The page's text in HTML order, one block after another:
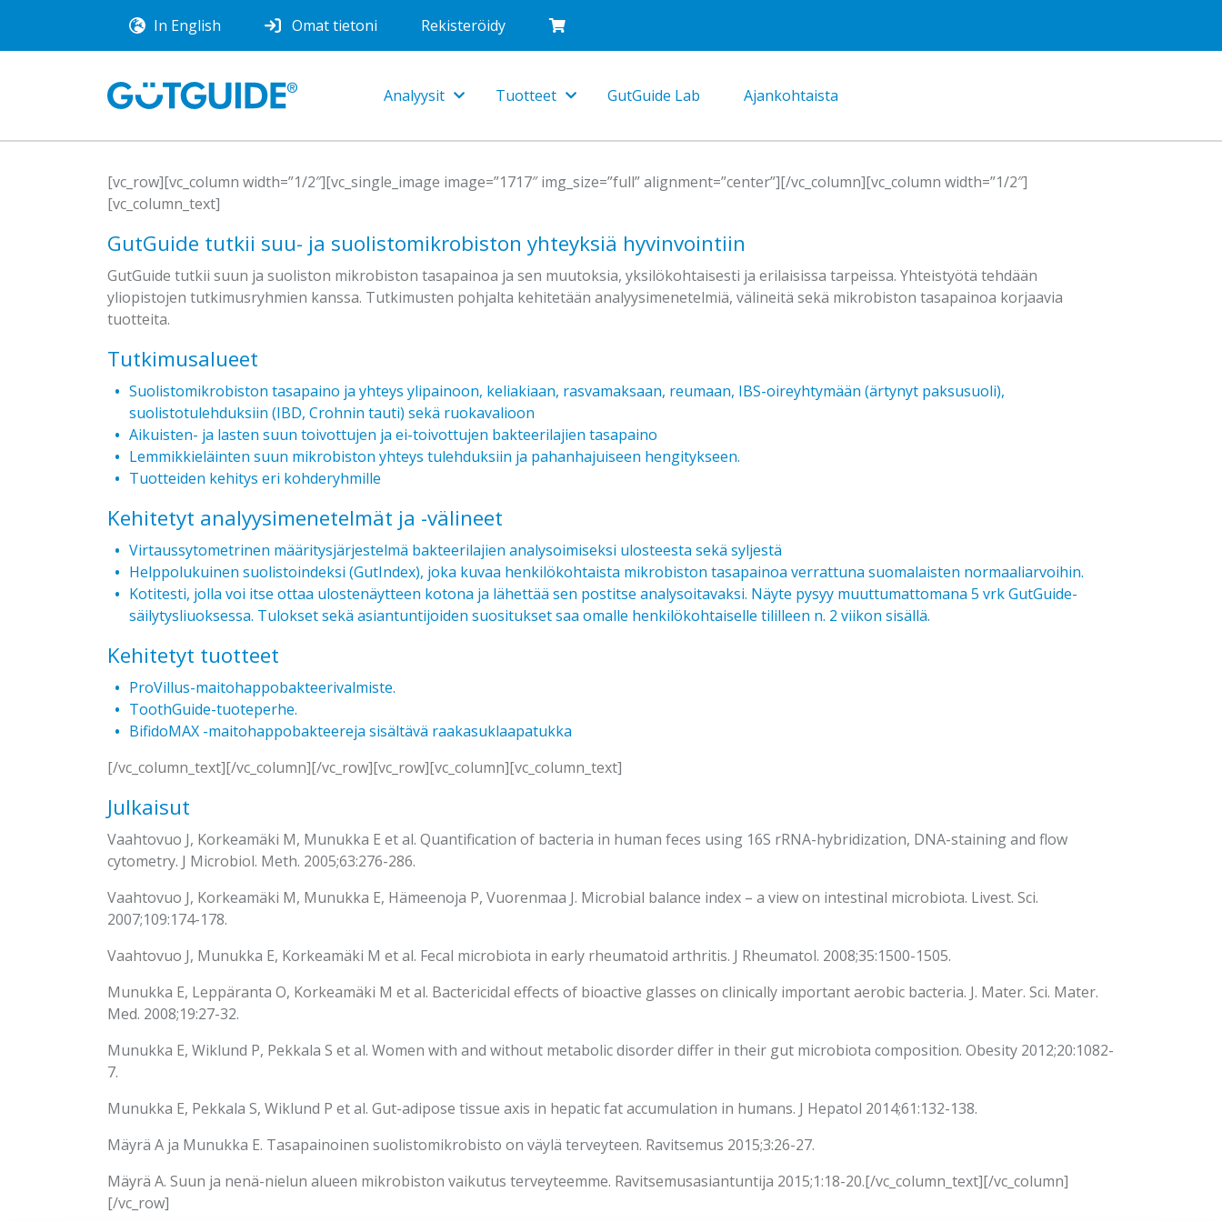
In English Omat tietoni Rekisteröidy
Analyysit
ToggleTuotteet
ToggleGutGuide Lab Ajankohtaista
[vc_row][vc_column width=”1/2″][vc_single_image image=”1717″ img_size=”full” alignment=”center”][/vc_column][vc_column width=”1/2″]
[vc_column_text]
GutGuide tutkii suu- ja suolistomikrobiston yhteyksiä hyvinvointiin
GutGuide tutkii suun ja suoliston mikrobiston tasapainoa ja sen muutoksia, yksilökohtaisesti ja erilaisissa tarpeissa. Yhteistyötä tehdään
yliopistojen tutkimusryhmien kanssa. Tutkimusten pohjalta kehitetään analyysimenetelmiä, välineitä sekä mikrobiston tasapainoa korjaavia
tuotteita.
Tutkimusalueet
Suolistomikrobiston tasapaino ja yhteys ylipainoon, keliakiaan, rasvamaksaan, reumaan, IBS-oireyhtymään (ärtynyt paksusuoli),
suolistotulehduksiin (IBD, Crohnin tauti) sekä ruokavalioon
Aikuisten- ja lasten suun toivottujen ja ei-toivottujen bakteerilajien tasapaino
Lemmikkieläinten suun mikrobiston yhteys tulehduksiin ja pahanhajuiseen hengitykseen.
Tuotteiden kehitys eri kohderyhmille
Kehitetyt analyysimenetelmät ja -välineet
Virtaussytometrinen määritysjärjestelmä bakteerilajien analysoimiseksi ulosteesta sekä syljestä
Helppolukuinen suolistoindeksi (GutIndex), joka kuvaa henkilökohtaista mikrobiston tasapainoa verrattuna suomalaisten normaaliarvoihin.
Kotitesti, jolla voi itse ottaa ulostenäytteen kotona ja lähettää sen postitse analysoitavaksi. Näyte pysyy muuttumattomana 5 vrk GutGuide-
säilytysliuoksessa. Tulokset sekä asiantuntijoiden suositukset saa omalle henkilökohtaiselle tililleen n. 2 viikon sisällä.
Kehitetyt tuotteet
ProVillus-maitohappobakteerivalmiste.
ToothGuide-tuoteperhe.
BifidoMAX -maitohappobakteereja sisältävä raakasuklaapatukka
[/vc_column_text][/vc_column][/vc_row][vc_row][vc_column][vc_column_text]
Julkaisut
Vaahtovuo J, Korkeamäki M, Munukka E et al. Quantification of bacteria in human feces using 16S rRNA-hybridization, DNA-staining and flow
cytometry. J Microbiol. Meth. 2005;63:276-286.
Vaahtovuo J, Korkeamäki M, Munukka E, Hämeenoja P, Vuorenmaa J. Microbial balance index – a view on intestinal microbiota. Livest. Sci.
2007;109:174-178.
Vaahtovuo J, Munukka E, Korkeamäki M et al. Fecal microbiota in early rheumatoid arthritis. J Rheumatol. 2008;35:1500-1505.
Munukka E, Leppäranta O, Korkeamäki M et al. Bactericidal effects of bioactive glasses on clinically important aerobic bacteria. J. Mater. Sci. Mater.
Med. 2008;19:27-32.
Munukka E, Wiklund P, Pekkala S et al. Women with and without metabolic disorder differ in their gut microbiota composition. Obesity 2012;20:1082-
7.
Munukka E, Pekkala S, Wiklund P et al. Gut-adipose tissue axis in hepatic fat accumulation in humans. J Hepatol 2014;61:132-138.
Mäyrä A ja Munukka E. Tasapainoinen suolistomikrobisto on väylä terveyteen. Ravitsemus 2015;3:26-27.
Mäyrä A. Suun ja nenä-nielun alueen mikrobiston vaikutus terveyteemme. Ravitsemusasiantuntija 2015;1:18-20.[/vc_column_text][/vc_column]
[/vc_row]